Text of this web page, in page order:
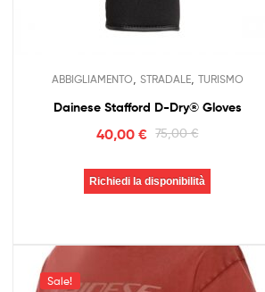
ABBIGLIAMENTO STRADALE, TURISMO
Dainese Stafford D-Dry® Gloves
75,00€
40,00 €
Richiedi la disponibilità
Sale!